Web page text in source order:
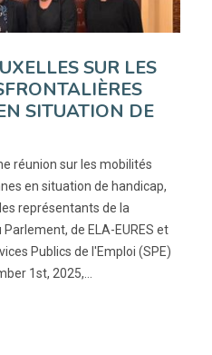
SUR LES
SITUATION DE
réunion sur les mobilités
en situation de handicap,
représentants de la
de ELA-EURES et
Publics de l'Emploi (SPE)
1st, 2025,…